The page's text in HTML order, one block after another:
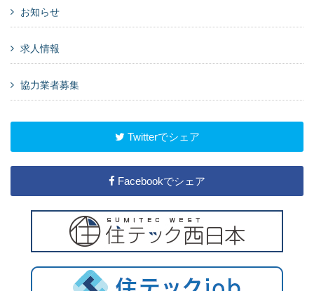
お知らせ
求人情報
協力業者募集
Twitterでシェア
Facebookでシェア